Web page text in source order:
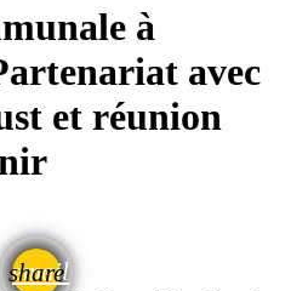
à
avec
et réunion
share
email